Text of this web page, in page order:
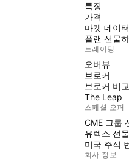
특징
가격
마켓 데이터
플랜 선물
트레이딩
오버뷰
브로커
브로커 비교
The Leap
스페셜 오퍼
CME 그룹
유렉스 선물
미국 주식
회사 정보